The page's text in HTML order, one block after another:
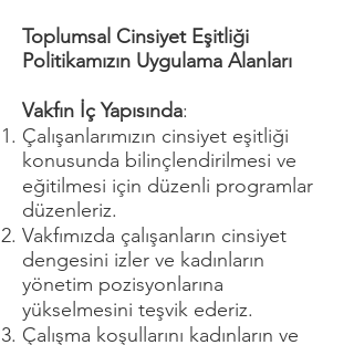
Toplumsal Cinsiyet Eşitliği
Politikamızın Uygulama Alanları
Vakfın İç Yapısında:
Çalışanlarımızın cinsiyet eşitliği
konusunda bilinçlendirilmesi ve
eğitilmesi için düzenli programlar
düzenleriz.
Vakfımızda çalışanların cinsiyet
dengesini izler ve kadınların
yönetim pozisyonlarına
yükselmesini teşvik ederiz.
Çalışma koşullarını kadınların ve